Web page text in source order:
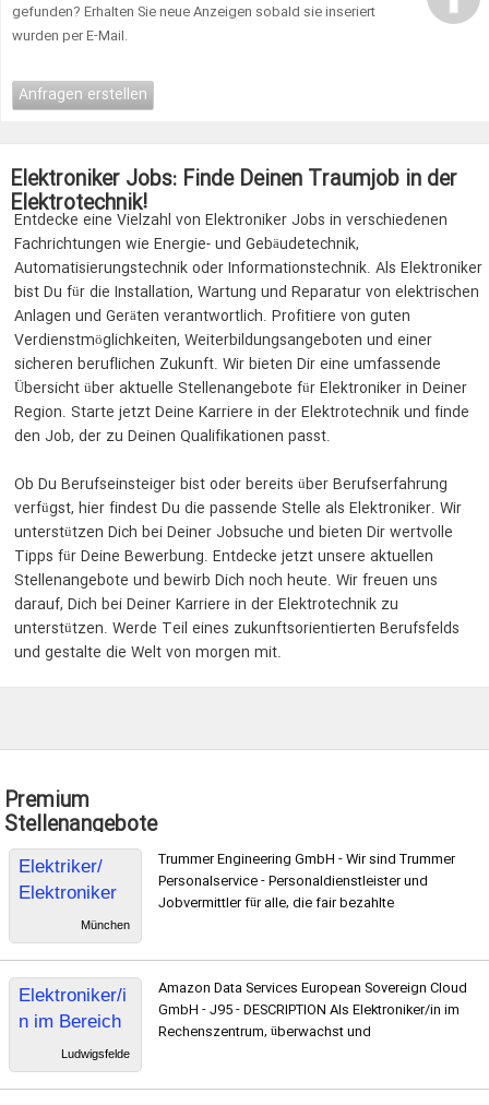
gefunden? Erhalten Sie neue Anzeigen sobald sie inseriert
wurden per E-Mail.
Anfragen erstellen
Elektroniker Jobs: Finde Deinen Traumjob in der
Elektrotechnik!
Entdecke eine Vielzahl von Elektroniker Jobs in verschiedenen
Fachrichtungen wie Energie- und Gebäudetechnik,
Automatisierungstechnik oder Informationstechnik. Als Elektroniker
bist Du für die Installation, Wartung und Reparatur von elektrischen
Anlagen und Geräten verantwortlich. Profitiere von guten
Verdienstmöglichkeiten, Weiterbildungsangeboten und einer
sicheren beruflichen Zukunft. Wir bieten Dir eine umfassende
Übersicht über aktuelle Stellenangebote für Elektroniker in Deiner
Region. Starte jetzt Deine Karriere in der Elektrotechnik und finde
den Job, der zu Deinen Qualifikationen passt.
Ob Du Berufseinsteiger bist oder bereits über Berufserfahrung
verfügst, hier findest Du die passende Stelle als Elektroniker. Wir
unterstützen Dich bei Deiner Jobsuche und bieten Dir wertvolle
Tipps für Deine Bewerbung. Entdecke jetzt unsere aktuellen
Stellenangebote und bewirb Dich noch heute. Wir freuen uns
darauf, Dich bei Deiner Karriere in der Elektrotechnik zu
unterstützen. Werde Teil eines zukunftsorientierten Berufsfelds
und gestalte die Welt von morgen mit.
Premium
Stellenangebote
Elektriker/
Elektroniker
München
Trummer Engineering GmbH - Wir sind Trummer
Personalservice - Personaldienstleister und
Jobvermittler für alle, die fair bezahlte
Elektroniker/i
n im Bereich
Elektronik
und Mechanik
Ludwigsfelde
Amazon Data Services European Sovereign Cloud
GmbH - J95 - DESCRIPTION Als Elektroniker/in im
Rechenszentrum, überwachst und